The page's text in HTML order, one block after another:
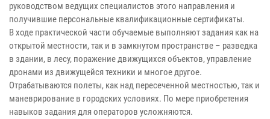
руководством ведущих специалистов этого направления и
получившие персональные квалификационные сертификаты.
В ходе практической части обучаемые выполняют задания как на
открытой местности, так и в замкнутом пространстве – разведка
в здании, в лесу, поражение движущихся объектов, управление
дронами из движущейся техники и многое другое.
Отрабатываются полеты, как над пересеченной местностью, так и
маневрирование в городских условиях. По мере приобретения
навыков задания для операторов усложняются.